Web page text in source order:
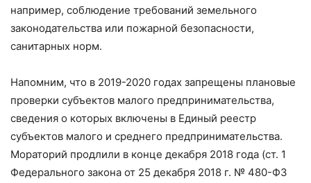
например, соблюдение требований земельного
законодательства или пожарной безопасности,
санитарных норм.
Напомним, что в 2019-2020 годах запрещены плановые
проверки субъектов малого предпринимательства,
сведения о которых включены в Единый реестр
субъектов малого и среднего предпринимательства.
Мораторий продлили в конце декабря 2018 года (ст. 1
Федерального закона от 25 декабря 2018 г. № 480-ФЗ